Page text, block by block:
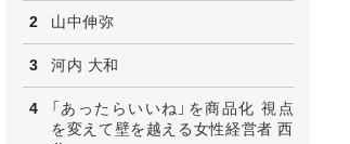
山中伸弥
河内 大和
「あったらいいね」を商品化 視点
を変えて壁を越える女性経営者 西